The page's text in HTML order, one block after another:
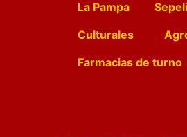
La Pampa
Culturales
Farmacias de turno